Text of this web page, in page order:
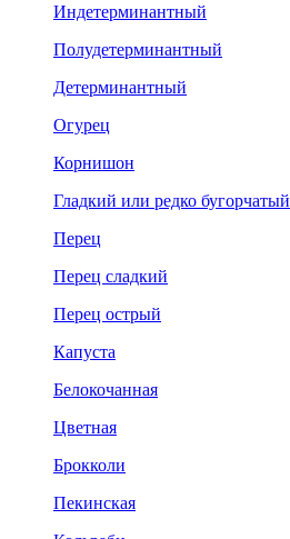
Индетерминантный
Полудетерминантный
Детерминантный
Огурец
Корнишон
Гладкий или редко бугорчатый
Перец
Перец сладкий
Перец острый
Капуста
Белокочанная
Цветная
Брокколи
Пекинская